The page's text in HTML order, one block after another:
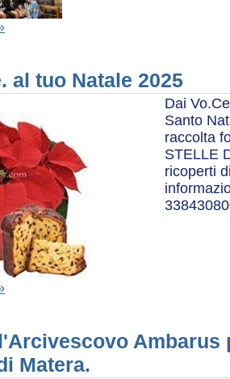
al tuo Natale 2025
Dai
Santo
raccolta
STELLE
ricoperti
Ambarus
Matera.